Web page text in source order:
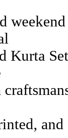
Kurta
and